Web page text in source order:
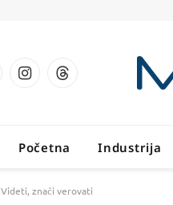
InstagramThreads
Početna Industrija
Videti, znači verovati